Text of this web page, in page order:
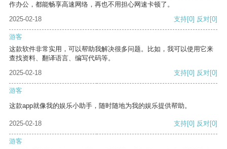
作办公，都能畅享高速网络，再也不用担心网速卡顿了。
2025-02-18
支持[0] 反对[0]
游客
这款软件非常实用，可以帮助我解决很多问题。比如，我可以使用它来
查找资料、翻译语言、编写代码等。
2025-02-18
支持[0] 反对[0]
游客
这款app就像我的娱乐小助手，随时随地为我的娱乐提供帮助。
2025-02-18 支持[0] 反对[0]
游客